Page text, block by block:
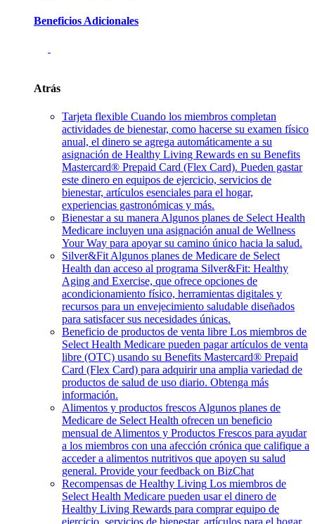
Beneficios Adicionales
Atrás
Tarjeta flexible Cuando los miembros completan
actividades de bienestar, como hacerse su examen físico
anual, el dinero se agrega automáticamente a su
asignación de Healthy Living Rewards en su Benefits
Mastercard® Prepaid Card (Flex Card). Pueden gastar
este dinero en equipos de ejercicio, servicios de
bienestar, artículos esenciales para el hogar,
experiencias gastronómicas y más.
Bienestar a su manera Algunos planes de Select Health
Medicare incluyen una asignación anual de Wellness
Your Way para apoyar su camino único hacia la salud.
Silver&Fit Algunos planes de Medicare de Select
Health dan acceso al programa Silver&Fit: Healthy
Aging and Exercise, que ofrece opciones de
acondicionamiento físico, herramientas digitales y
recursos para un envejecimiento saludable diseñados
para satisfacer sus necesidades únicas.
Beneficio de productos de venta libre Los miembros de
Select Health Medicare pueden pagar artículos de venta
libre (OTC) usando su Benefits Mastercard® Prepaid
Card (Flex Card) para adquirir una amplia variedad de
productos de salud de uso diario. Obtenga más
información.
Alimentos y productos frescos Algunos planes de
Medicare de Select Health ofrecen un beneficio
mensual de Alimentos y Productos Frescos para ayudar
a los miembros con una afección crónica que califique a
acceder a alimentos nutritivos que apoyen su salud
general. Provide your feedback on BizChat
Recompensas de Healthy Living Los miembros de
Select Health Medicare pueden usar el dinero de
Healthy Living Rewards para comprar equipo de
ejercicio, servicios de bienestar, artículos para el hogar,